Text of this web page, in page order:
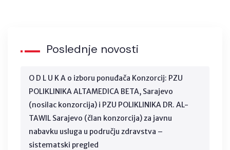
Poslednje novosti
O D L U K A o izboru ponuđača Konzorcij: PZU
POLIKLINIKA ALTAMEDICA BETA, Sarajevo
(nosilac konzorcija) i PZU POLIKLINIKA DR. AL-
TAWIL Sarajevo (član konzorcija) za javnu
nabavku usluga u području zdravstva –
sistematski pregled